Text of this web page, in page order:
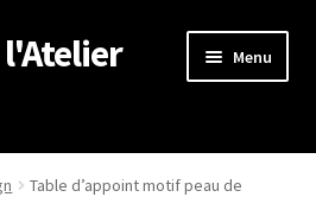
Menu
Table d’appoint motif peau de